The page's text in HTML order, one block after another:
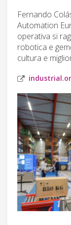
Fernando
Automation
operativa si
robotica e
cultura e